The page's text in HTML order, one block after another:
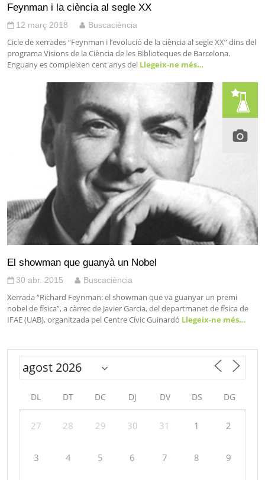
Feynman i la ciència al segle XX
12 març 2018 Buscaciència
Cicle de xerrades “Feynman i l’evolució de la ciència al segle XX” dins del
programa Visions de la Ciència de les Biblioteques de Barcelona.
Enguany es compleixen cent anys del Llegeix-ne més…
El showman que guanyà un Nobel
30 abr. 2015 Buscaciència
Xerrada “Richard Feynman: el showman que va guanyar un premi
nobel de física”, a càrrec de Javier Garcia, del departmanet de física de
IFAE (UAB), organitzada pel Centre Cívic Guinardó Llegeix-ne més…
DL DT DC DJ DV DS DG
27 28 29 30 31 1 2
3 4 5 6 7 8 9